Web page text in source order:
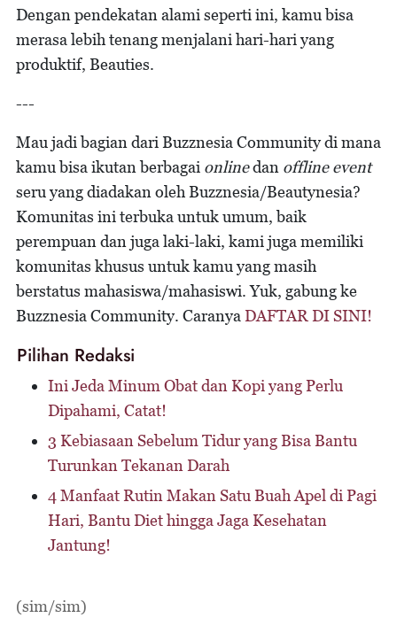
Dengan pendekatan alami seperti ini, kamu bisa
merasa lebih tenang menjalani hari-hari yang
produktif, Beauties.
---
Mau jadi bagian dari Buzznesia Community di mana
kamu bisa ikutan berbagai onlinedan offline event
seru yang diadakan oleh Buzznesia/Beautynesia?
Komunitas ini terbuka untuk umum, baik
perempuan dan juga laki-laki, kami juga memiliki
komunitas khusus untuk kamu yang masih
berstatus mahasiswa/mahasiswi. Yuk, gabung ke
Buzznesia Community. Caranya DAFTAR DI SINI!
Pilihan Redaksi
Ini Jeda Minum Obat dan Kopi yang Perlu
Dipahami, Catat!
3 Kebiasaan Sebelum Tidur yang Bisa Bantu
Turunkan Tekanan Darah
4 Manfaat Rutin Makan Satu Buah Apel di Pagi
Hari, Bantu Diet hingga Jaga Kesehatan
Jantung!
(sim/sim)